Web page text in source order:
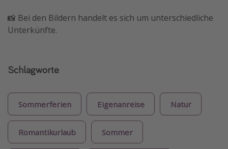
📸 Bei den Bildern handelt es sich um unterschiedliche
Unterkünfte.
Schlagworte
Sommerferien Eigenanreise Natur
Romantikurlaub Sommer